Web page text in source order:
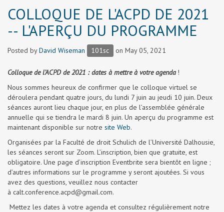
COLLOQUE DE L'ACPD DE 2021
-- L'APERÇU DU PROGRAMME
Posted byDavid Wiseman 101sc on May 05, 2021
Colloque de l’ACPD de 2021 : dates à mettre à votre agenda!
Nous sommes heureux de confirmer que le colloque virtuel se
déroulera pendant quatre jours, du lundi 7 juin au jeudi 10 juin. Deux
séances auront lieu chaque jour, en plus de l’assemblée générale
annuelle qui se tiendra le mardi 8 juin. Un aperçu du programme est
maintenant disponible sur notre site Web.
Organisées par la Faculté de droit Schulich de l’Université Dalhousie,
les séances seront sur Zoom. L’inscription, bien que gratuite, est
obligatoire. Une page d’inscription Eventbrite sera bientôt en ligne ;
d’autres informations sur le programme y seront ajoutées. Si vous
avez des questions, veuillez nous contacter
à calt.conference.acpd@gmail.com.
Mettez les dates à votre agenda et consultez régulièrement notre